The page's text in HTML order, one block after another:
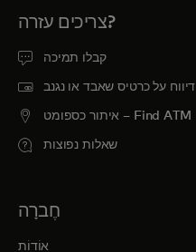
צריכים עזרה?
קבלו תמיכה
דיווח על כרטיס שאבד או נגנב
איתור כספומט – Find ATM
שאלות נפוצות
חֶברָה